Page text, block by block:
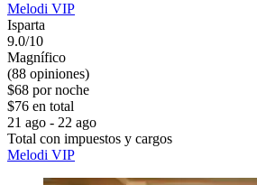
Melodi VIP
Isparta
9.0/10
Magnífico
(88 opiniones)
$68 por noche
$76 en total
21 ago - 22 ago
Total con impuestos y cargos
Melodi VIP